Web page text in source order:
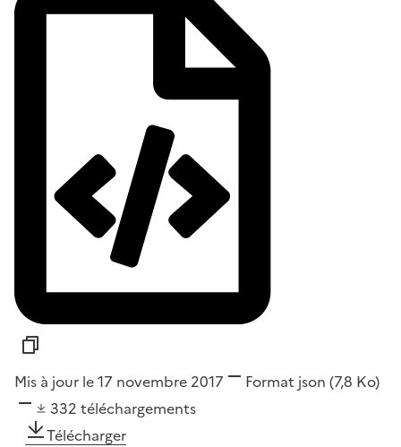
Mis à jour le 17 novembre 2017 Format json (7,8 Ko)
332 téléchargements
Télécharger